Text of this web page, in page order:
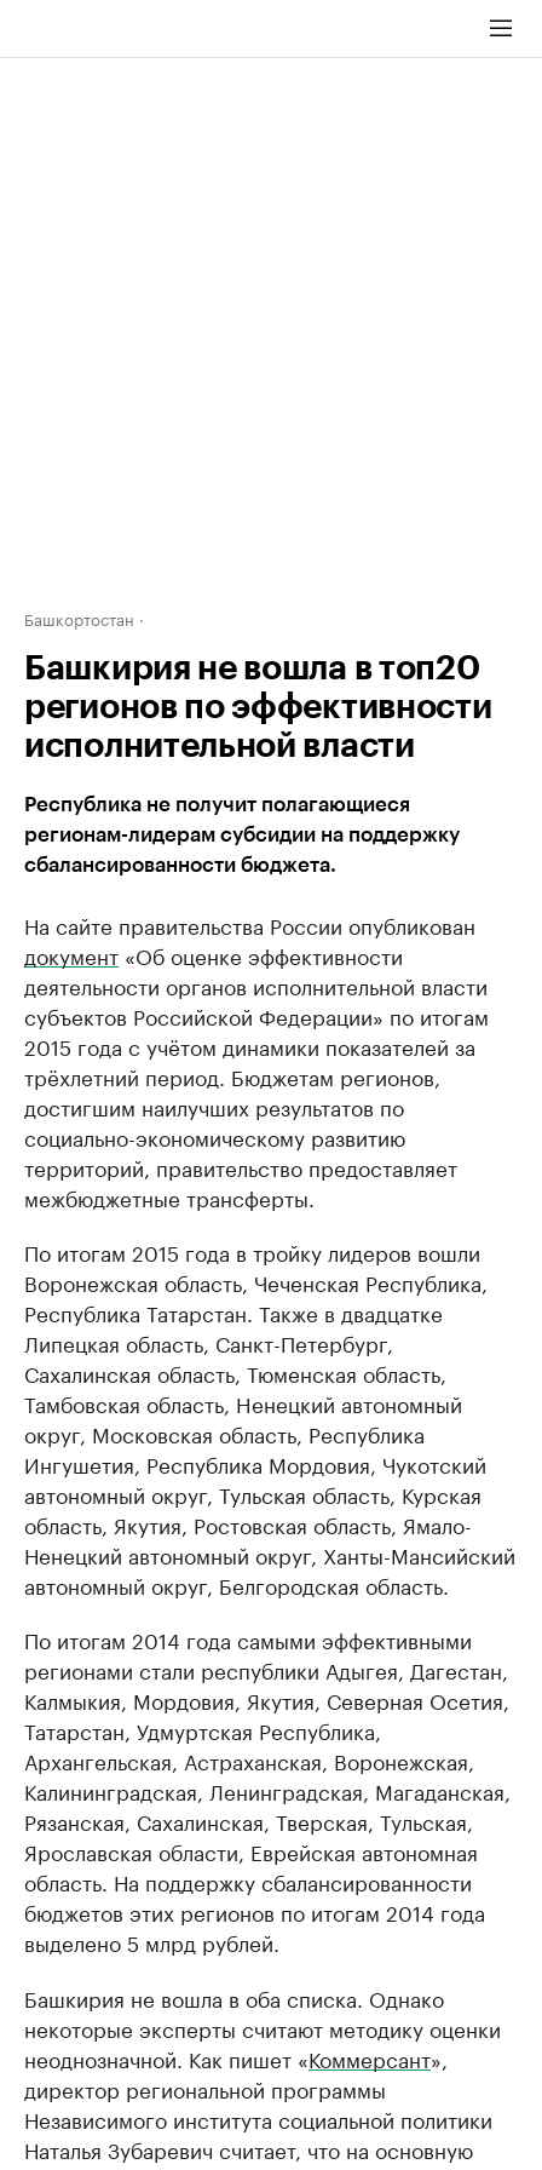
Башкортостан
Башкирия не вошла в топ20
регионов по эффективности
исполнительной власти
Республика не получит полагающиеся
регионам-лидерам субсидии на поддержку
сбалансированности бюджета.
На сайте правительства России опубликован
документ «Об оценке эффективности
деятельности органов исполнительной власти
субъектов Российской Федерации» по итогам
2015 года с учётом динамики показателей за
трёхлетний период. Бюджетам регионов,
достигшим наилучших результатов по
социально-экономическому развитию
территорий, правительство предоставляет
межбюджетные трансферты.
По итогам 2015 года в тройку лидеров вошли
Воронежская область, Чеченская Республика,
Республика Татарстан. Также в двадцатке
Липецкая область, Санкт-Петербург,
Сахалинская область, Тюменская область,
Тамбовская область, Hенецкий автономный
округ, Московская область, Республика
Ингушетия, Республика Мордовия, Чукотский
автономный округ, Тульская область, Курская
область, Якутия, Ростовская область, Ямало-
Ненецкий автономный округ, Ханты-Мансийский
автономный округ, Белгородская область.
По итогам 2014 года самыми эффективными
регионами стали республики Адыгея, Дагестан,
Калмыкия, Мордовия, Якутия, Северная Осетия,
Татарстан, Удмуртская Республика,
Архангельская, Астраханская, Воронежская,
Калининградская, Ленинградская, Магаданская,
Рязанская, Сахалинская, Тверская, Тульская,
Ярославская области, Еврейская автономная
область. На поддержку сбалансированности
бюджетов этих регионов по итогам 2014 года
выделено 5 млрд рублей.
Башкирия не вошла в оба списка. Однако
некоторые эксперты считают методику оценки
неоднозначной. Как пишет «Коммерсант»,
директор региональной программы
Независимого института социальной политики
Наталья Зубаревич считает, что на основную